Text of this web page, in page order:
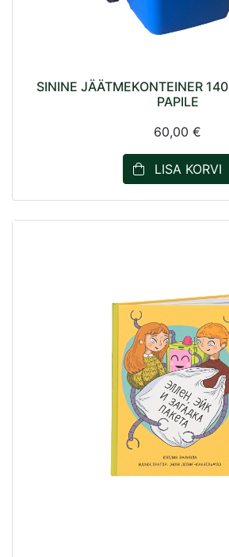
SININE JÄÄTMEKONTEINER
PAPILE
60,00 €
LISA KORVI